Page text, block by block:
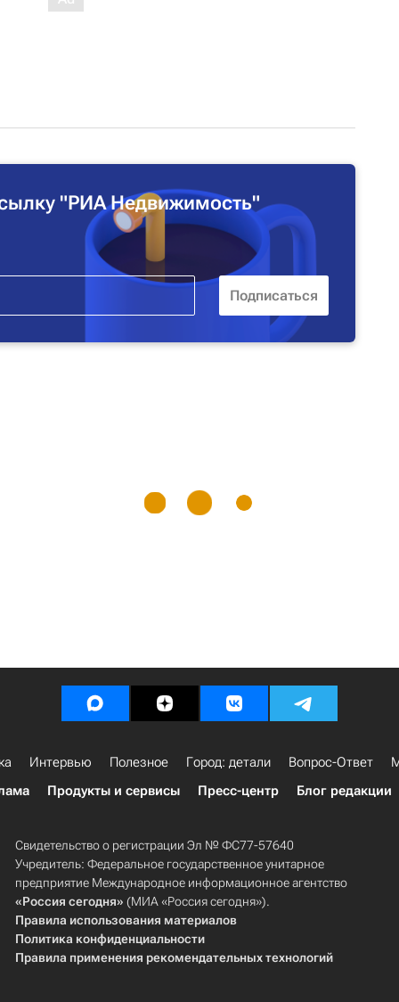
"РИА Недвижимость"
Интервью Полезное Город: детали Вопрос-Ответ
Продукты и сервисы Пресс-центр Блог редакции
Свидетельство о регистрации Эл № ФС77-57640
Учредитель: Федеральное государственное унитарное
предприятие Международное информационное агентство
«Россия сегодня» (МИА «Россия сегодня»).
Правила использования материалов
Политика конфиденциальности
Правила применения рекомендательных технологий